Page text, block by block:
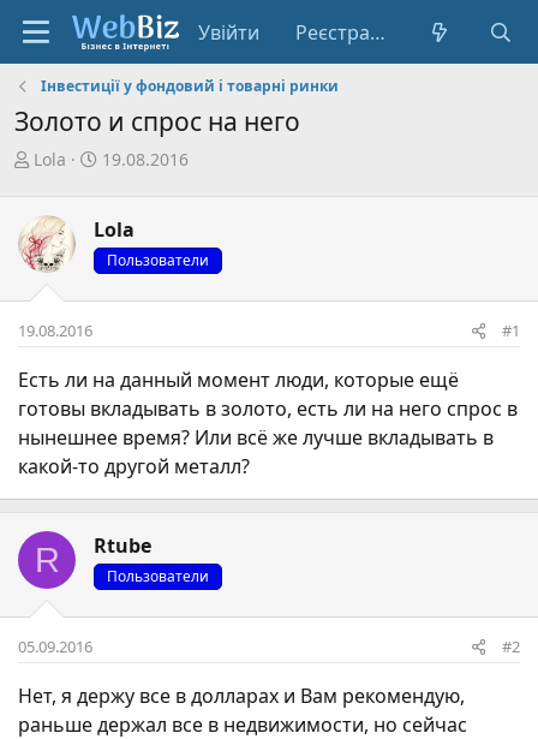
Увійти Реєстрація
Інвестиції у фондовий і товарні ринки
Золото и спрос на него
А
о
р
м
Lola
Д
а
с
в
е
н
н
я
19.08.2016
Lola
Пользователи
19.08.2016 #1
Есть ли на данный момент люди, которые ещё
готовы вкладывать в золото, есть ли на него спрос в
нынешнее время? Или всё же лучше вкладывать в
какой-то другой металл?
R Rtube
Пользователи
05.09.2016 #2
Нет, я держу все в долларах и Вам рекомендую,
раньше держал все в недвижимости, но сейчас